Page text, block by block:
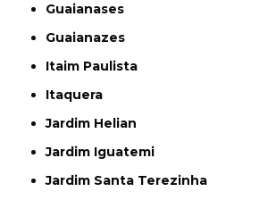
Guaianases
Guaianazes
Itaim Paulista
Itaquera
Jardim Helian
Jardim Iguatemi
Jardim Santa Terezinha